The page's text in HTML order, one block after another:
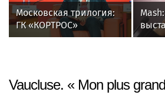
Московская трилогия:
ГК «КОРТРОС»
рассказала о диалоге с
Vaucluse. « Mon plus